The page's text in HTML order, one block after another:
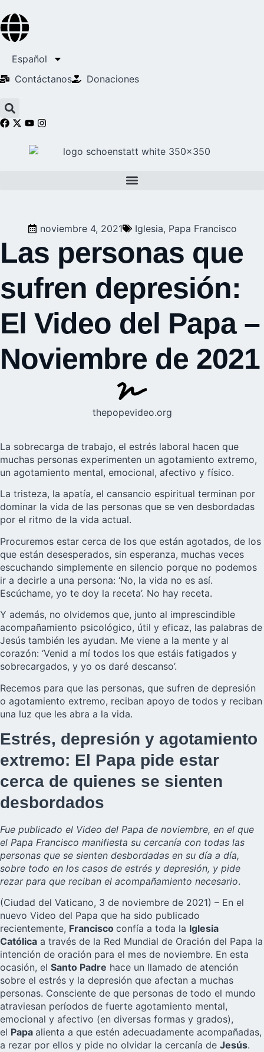
Español
Contáctanos
Donaciones
noviembre 4, 2021 Iglesia, Papa Francisco
Las personas que
sufren depresión:
El Video del Papa –
Noviembre de 2021
thepopevideo.org
La sobrecarga de trabajo, el estrés laboral hacen que
muchas personas experimenten un agotamiento extremo,
un agotamiento mental, emocional, afectivo y físico.
La tristeza, la apatía, el cansancio espiritual terminan por
dominar la vida de las personas que se ven desbordadas
por el ritmo de la vida actual.
Procuremos estar cerca de los que están agotados, de los
que están desesperados, sin esperanza, muchas veces
escuchando simplemente en silencio porque no podemos
ir a decirle a una persona: ‘No, la vida no es así.
Escúchame, yo te doy la receta’. No hay receta.
Y además, no olvidemos que, junto al imprescindible
acompañamiento psicológico, útil y eficaz, las palabras de
Jesús también les ayudan. Me viene a la mente y al
corazón: ‘Venid a mí todos los que estáis fatigados y
sobrecargados, y yo os daré descanso’.
Recemos para que las personas, que sufren de depresión
o agotamiento extremo, reciban apoyo de todos y reciban
una luz que les abra a la vida.
Estrés, depresión y agotamiento
extremo: El Papa pide estar
cerca de quienes se sienten
desbordados
Fue publicado el Video del Papa de noviembre, en el que
el Papa Francisco manifiesta su cercanía con todas las
personas que se sienten desbordadas en su día a día,
sobre todo en los casos de estrés y depresión, y pide
rezar para que reciban el acompañamiento necesario.
(Ciudad del Vaticano, 3 de noviembre de 2021) – En el
nuevo Video del Papa que ha sido publicado
recientemente, Francisco confía a toda la Iglesia
Católica a través de la Red Mundial de Oración del Papa la
intención de oración para el mes de noviembre. En esta
ocasión, el Santo Padre hace un llamado de atención
sobre el estrés y la depresión que afectan a muchas
personas. Consciente de que personas de todo el mundo
atraviesan períodos de fuerte agotamiento mental,
emocional y afectivo (en diversas formas y grados),
el Papa alienta a que estén adecuadamente acompañadas,
a rezar por ellos y pide no olvidar la cercanía de Jesús.